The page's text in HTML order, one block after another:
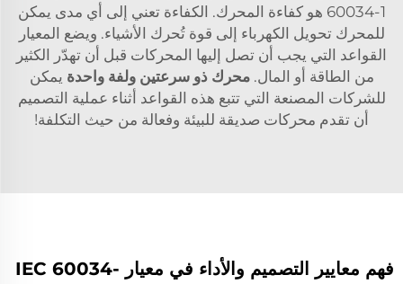
60034-1 هو كفاءة المحرك. الكفاءة تعني إلى أي مدى يمكن
للمحرك تحويل الكهرباء إلى قوة تُحرك الأشياء. ويضع المعيار
القواعد التي يجب أن تصل إليها المحركات قبل أن تهدّر الكثير
من الطاقة أو المال.محرك ذو سرعتين ولفة واحدة يمكن
للشركات المصنعة التي تتبع هذه القواعد أثناء عملية التصميم
أن تقدم محركات صديقة للبيئة وفعالة من حيث التكلفة!
فهم معايير التصميم والأداء في معيار IEC 60034-